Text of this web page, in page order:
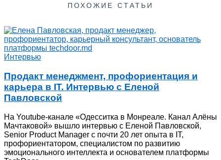
ПОХОЖИЕ СТАТЬИ
Интервью
Продакт менеджмент, профориентация и
карьера в IT. Интервью с Еленой
Павловской
На Youtube-канале «Одесситка в Монреале. Канал Алёны
Мачтаковой» вышло интервью с Еленой Павловской,
Senior Product Manager с почти 20 лет опыта в IT,
профориентатором, специалистом по развитию
эмоционального интеллекта и основателем платформы